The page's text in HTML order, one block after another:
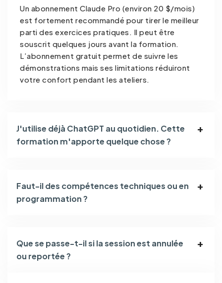
Un abonnement Claude Pro (environ 20 $/mois)
est fortement recommandé pour tirer le meilleur
parti des exercices pratiques. Il peut être
souscrit quelques jours avant la formation.
L’abonnement gratuit permet de suivre les
démonstrations mais ses limitations réduiront
votre confort pendant les ateliers.
J'utilise déjà ChatGPT au quotidien. Cette
formation m'apporte quelque chose ?
Faut-il des compétences techniques ou en
programmation ?
Que se passe-t-il si la session est annulée
ou reportée ?